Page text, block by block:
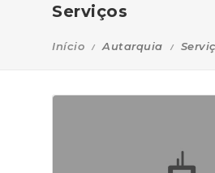
Serviços
Início Autarquia